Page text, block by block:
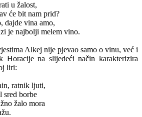
u žalost,
će bit nam prid?
dajde vina amo,
je najbolji melem vino.
Alkej nije pjevao samo o vinu, već i
Horacije na slijedeći način karakterizira
liri:
ratnik ljuti,
sred borbe
žalo mora